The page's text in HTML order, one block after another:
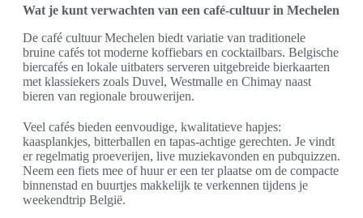
Wat je kunt verwachten van een café-cultuur in Mechelen
De café cultuur Mechelen biedt variatie van traditionele
bruine cafés tot moderne koffiebars en cocktailbars. Belgische
biercafés en lokale uitbaters serveren uitgebreide bierkaarten
met klassiekers zoals Duvel, Westmalle en Chimay naast
bieren van regionale brouwerijen.
Veel cafés bieden eenvoudige, kwalitatieve hapjes:
kaasplankjes, bitterballen en tapas-achtige gerechten. Je vindt
er regelmatig proeverijen, live muziekavonden en pubquizzen.
Neem een fiets mee of huur er een ter plaatse om de compacte
binnenstad en buurtjes makkelijk te verkennen tijdens je
weekendtrip België.